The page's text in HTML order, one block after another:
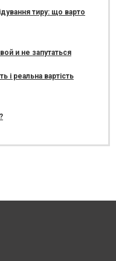
тиру: що варто
и не запутаться
і реальна вартість